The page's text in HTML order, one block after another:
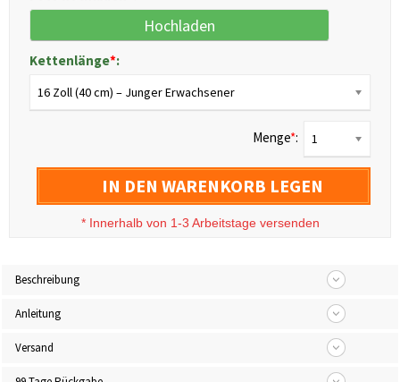
Hochladen
Kettenlänge*:
16 Zoll (40 cm) – Junger Erwachsener
Menge*: 1
IN DEN WARENKORB LEGEN
* Innerhalb von 1-3 Arbeitstage versenden
Beschreibung
Anleitung
Versand